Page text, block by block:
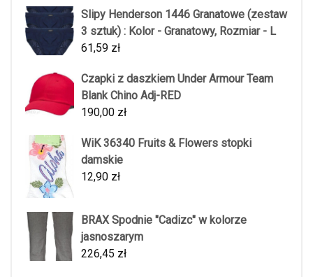
Slipy Henderson 1446 Granatowe (zestaw
3 sztuk) : Kolor - Granatowy, Rozmiar - L
61,59 zł
Czapki z daszkiem Under Armour Team
Blank Chino Adj-RED
190,00 zł
WiK 36340 Fruits & Flowers stopki
damskie
12,90 zł
BRAX Spodnie "Cadizc" w kolorze
jasnoszarym
226,45 zł